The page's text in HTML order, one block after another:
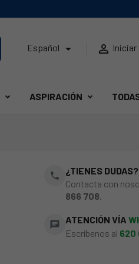
Español  
ASPIRACIÓN
phone
¿TIENES DUDAS?
Contacta con
866 708.
chat ATENCIÓN VÍA
Escríbenos al 620